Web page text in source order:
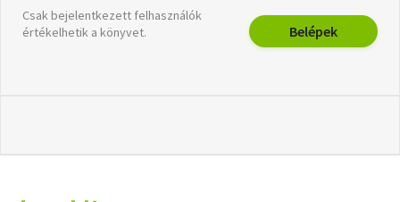
Csak bejelentkezett felhasználók
értékelhetik a könyvet.
Belépek